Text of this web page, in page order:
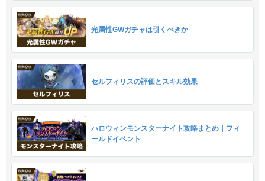
光属性GWガチャは引くべきか
セルフィリスの評価とスキル効果
ハロウィンモンスターナイト攻略まとめ｜フィ
ールドイベント